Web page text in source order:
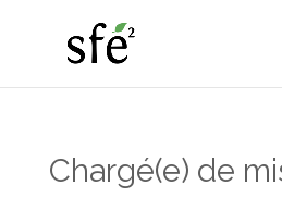
Chargé(e) de